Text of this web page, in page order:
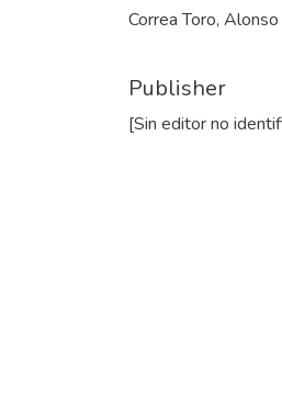
Correa Toro, Alonso
Publisher
[Sin editor no